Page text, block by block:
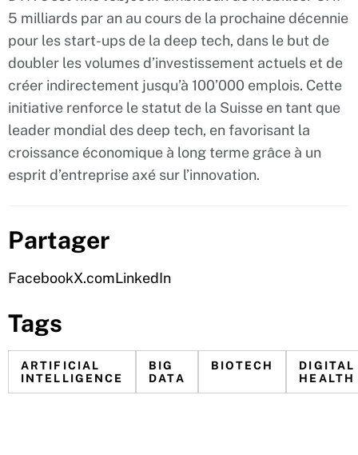
5 milliards par an au cours de la prochaine décennie
pour les start-ups de la deep tech, dans le but de
doubler les volumes d’investissement actuels et de
créer indirectement jusqu’à 100’000 emplois. Cette
initiative renforce le statut de la Suisse en tant que
leader mondial des deep tech, en favorisant la
croissance économique à long terme grâce à un
esprit d’entreprise axé sur l’innovation.
Partager
FacebookX.comLinkedIn
Tags
ARTIFICIAL
INTELLIGENCE
BIG
DATA
BIOTECH
DIGITAL
HEALTH